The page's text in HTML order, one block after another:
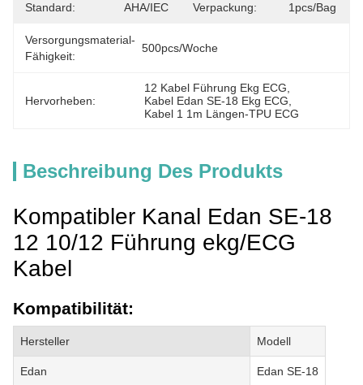
Standard: AHA/IEC Verpackung: 1pcs/bag
Versorgungsmaterial-
Fähigkeit:
500pcs/Woche
Hervorheben:
12 Kabel Führung Ekg ECG
Kabel Edan SE-18 Ekg ECG
Kabel 1 1m Längen-TPU ECG
Beschreibung Des Produkts
Kompatibler Kanal Edan SE-18
12 10/12 Führung ekg/ECG
Kabel
Kompatibilität:
Hersteller Modell
Edan Edan SE-18